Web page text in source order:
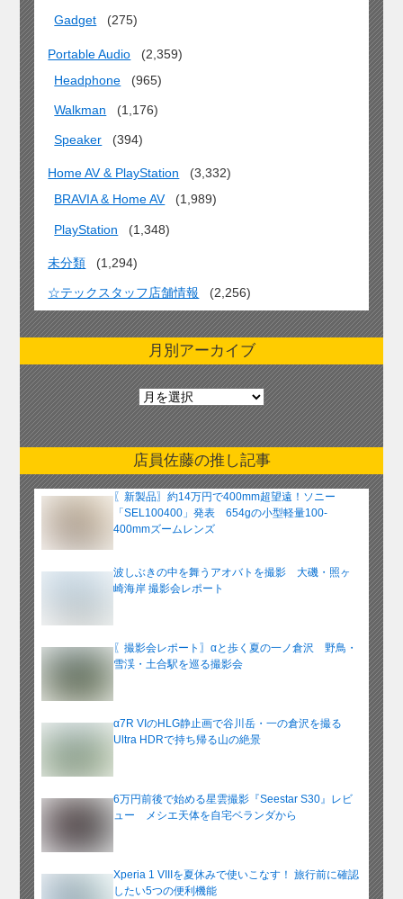
Gadget (275)
Portable Audio
(2,359)
Headphone
(965)
Walkman (1,176)
Speaker (394)
Home AV & PlayStation
(3,332)
BRAVIA & Home AV
(1,989)
PlayStation (1,348)
未分類 (1,294)
☆テックスタッフ店舗情報 (2,256)
月別アーカイブ
月
別
ア
ー
カ
イ
ブ
店員佐藤の推し記事
〖新製品〗約14万円で400mm超望遠！ソニー
「SEL100400」発表 654gの小型軽量100-
400mmズームレンズ
波しぶきの中を舞うアオバトを撮影 大磯・照ヶ
崎海岸 撮影会レポート
〖撮影会レポート〗αと歩く夏の一ノ倉沢 野鳥・
雪渓・土合駅を巡る撮影会
α7R VIのHLG静止画で谷川岳・一の倉沢を撮る
Ultra HDRで持ち帰る山の絶景
6万円前後で始める星雲撮影『Seestar S30』レビ
ュー メシエ天体を自宅ベランダから
Xperia 1 VIIIを夏休みで使いこなす！ 旅行前に確認
したい5つの便利機能